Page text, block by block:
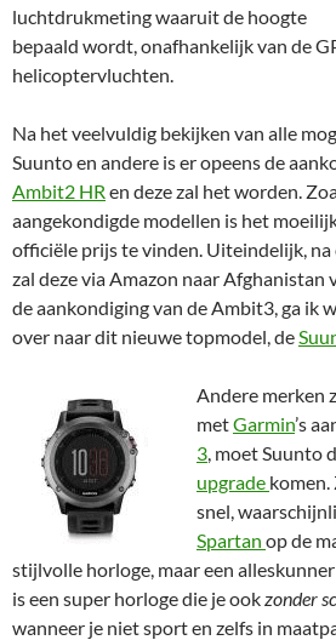
luchtdrukmeting waaruit de hoogte
bepaald wordt, onafhankelijk van de
helicoptervluchten.
Na het veelvuldig bekijken van alle
Suunto en andere is er opeens de
Ambit2 HR en deze zal het worden.
aangekondigde modellen is het
officiële prijs te vinden. Uiteindelijk, na
zal deze via Amazon naar
de aankondiging van de Ambit3, ga ik
over naar dit nieuwe topmodel, de
Andere merken
metGarmin’s
3, moet Suunto
upgrade komen.
snel,
Spartan op de
stijlvolle horloge, maar een
is een super horloge die je ookzonder
wanneer je niet sport en zelfs in